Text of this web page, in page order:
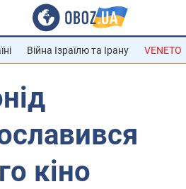
Війна Ізраїлю та Ірану VENETO
кіно